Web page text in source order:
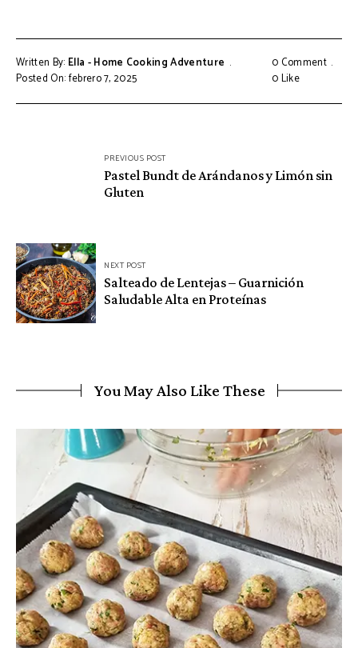
Written By: Ella - Home Cooking Adventure
Posted On: febrero 7, 2025
0 Comment
0Like
PREVIOUS POST
Pastel Bundt de Arándanos y Limón sin
Gluten
NEXT POST
Salteado de Lentejas – Guarnición
Saludable Alta en Proteínas
You May Also Like These